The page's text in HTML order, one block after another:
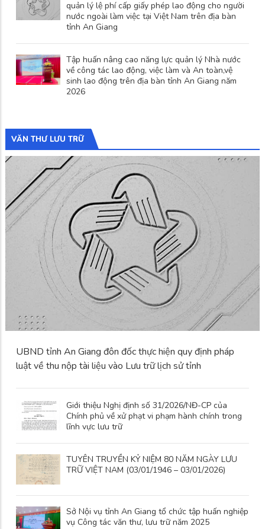
quản lý lệ phí cấp giấy phép lao động cho người
nước ngoài làm việc tại Việt Nam trên địa bàn
tỉnh An Giang
Tập huấn nâng cao năng lực quản lý Nhà nước
về công tác lao động, việc làm và An toàn,vệ
sinh lao động trên địa bàn tỉnh An Giang năm
2026
VĂN THƯ LƯU TRỮ
UBND tỉnh An Giang đôn đốc thực hiện quy định pháp
luật về thu nộp tài liệu vào Lưu trữ lịch sử tỉnh
Giới thiệu Nghị định số 31/2026/NĐ-CP của
Chính phủ về xử phạt vi phạm hành chính trong
lĩnh vực lưu trữ
TUYÊN TRUYỀN KỶ NIỆM 80 NĂM NGÀY LƯU
TRỮ VIỆT NAM (03/01/1946 – 03/01/2026)
Sở Nội vụ tỉnh An Giang tổ chức tập huấn nghiệp
vụ Công tác văn thư, lưu trữ năm 2025